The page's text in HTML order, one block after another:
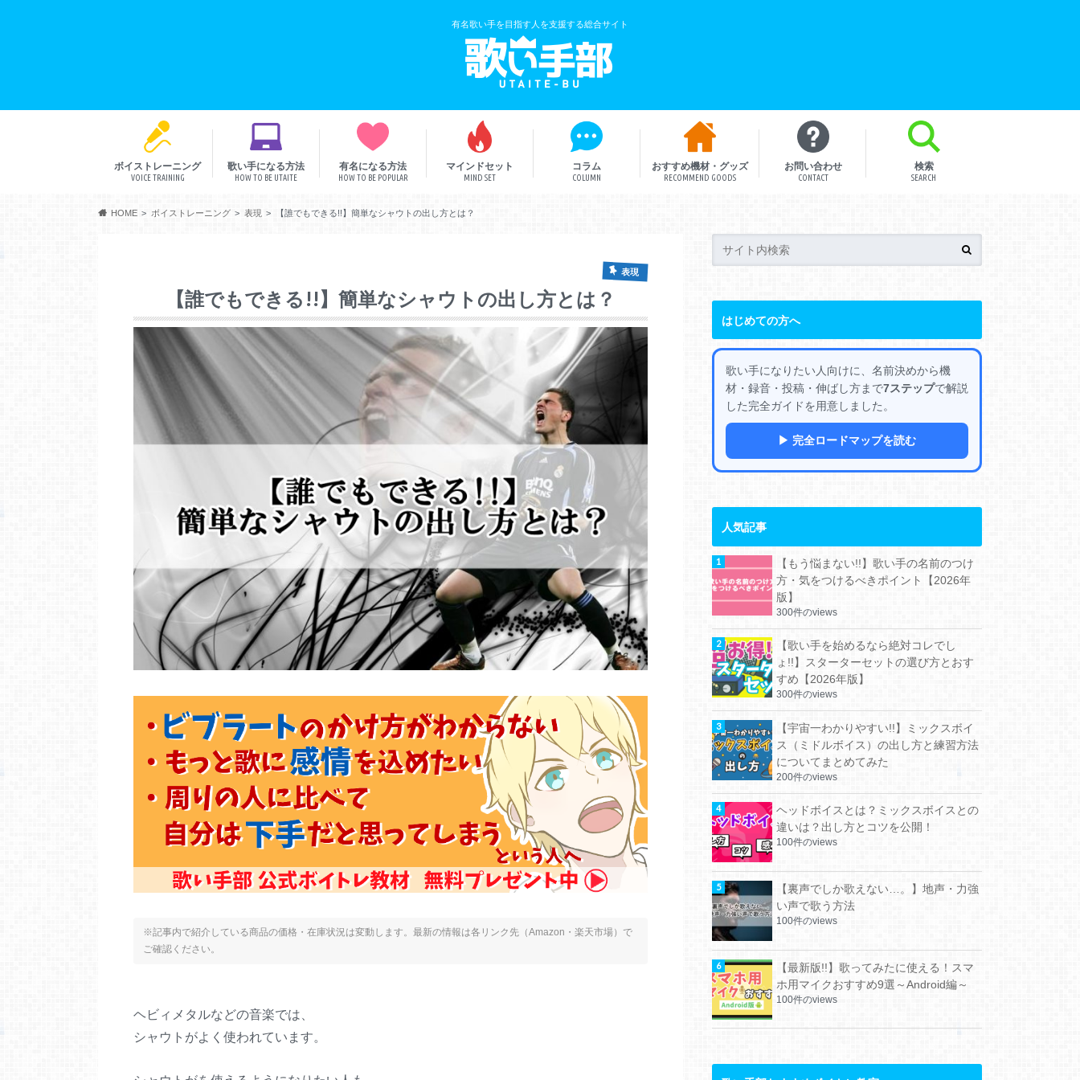
有名歌い手を目指す人を支援する総合サイト
ボイストレーニング
VOICE TRAINING
歌い手になる方法
HOW TO BE UTAITE
有名になる方法
HOW TO BE POPULAR
マインドセット
MIND SET
コラム
COLUMN
おすすめ機材・グッズ
RECOMMEND GOODS
お問い合わせ
CONTACT
検索
SEARCH
HOME ボイストレーニング 表現 【誰でもできる!!】簡単なシャウトの出し方とは？
表現
【誰でもできる!!】簡単なシャウトの出し方とは？
※記事内で紹介している商品の価格・在庫状況は変動します。最新の情報は各リンク先（Amazon・楽天市場）で
ご確認ください。
ヘビィメタルなどの音楽では、
シャウトがよく使われています。
はじめての方へ
歌い手になりたい人向けに、名前決めから機
材・録音・投稿・伸ばし方まで7ステップで解説
した完全ガイドを用意しました。
▶ 完全ロードマップを読む
人気記事
【もう悩まない!!】歌い手の名前のつけ
方・気をつけるべきポイント【2026年
版】
300件のviews
【歌い手を始めるなら絶対コレでし
ょ!!】スターターセットの選び方とおす
すめ【2026年版】
300件のviews
【宇宙一わかりやすい!!】ミックスボイ
ス（ミドルボイス）の出し方と練習方法
についてまとめてみた
200件のviews
ヘッドボイスとは？ミックスボイスとの
違いは？出し方とコツを公開！
100件のviews
【裏声でしか歌えない…。】地声・力強
い声で歌う方法
100件のviews
【最新版!!】歌ってみたに使える！スマ
ホ用マイクおすすめ9選～Android編～
100件のviews